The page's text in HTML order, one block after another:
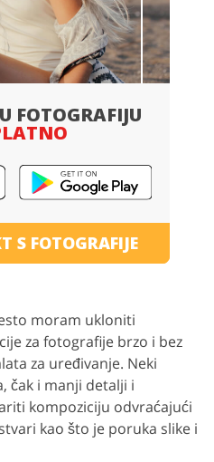
S FOTOGRAFIJE
FOTOGRAFIJU
moram ukloniti
za fotografije brzo i bez
za uređivanje. Neki
čak i manji detalji i
kompoziciju odvraćajući
kao što je poruka slike i